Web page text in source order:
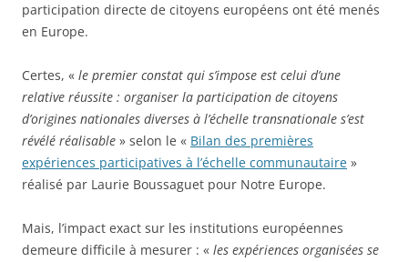
participation directe de citoyens européens ont été menés
en Europe.
Certes, « le premier constat qui s’impose est celui d’une
relative réussite : organiser la participation de citoyens
d’origines nationales diverses à l’échelle transnationale s’est
révélé réalisable » selon le « Bilan des premières
expériences participatives à l’échelle communautaire »
réalisé par Laurie Boussaguet pour Notre Europe.
Mais, l’impact exact sur les institutions européennes
demeure difficile à mesurer : « les expériences organisées se